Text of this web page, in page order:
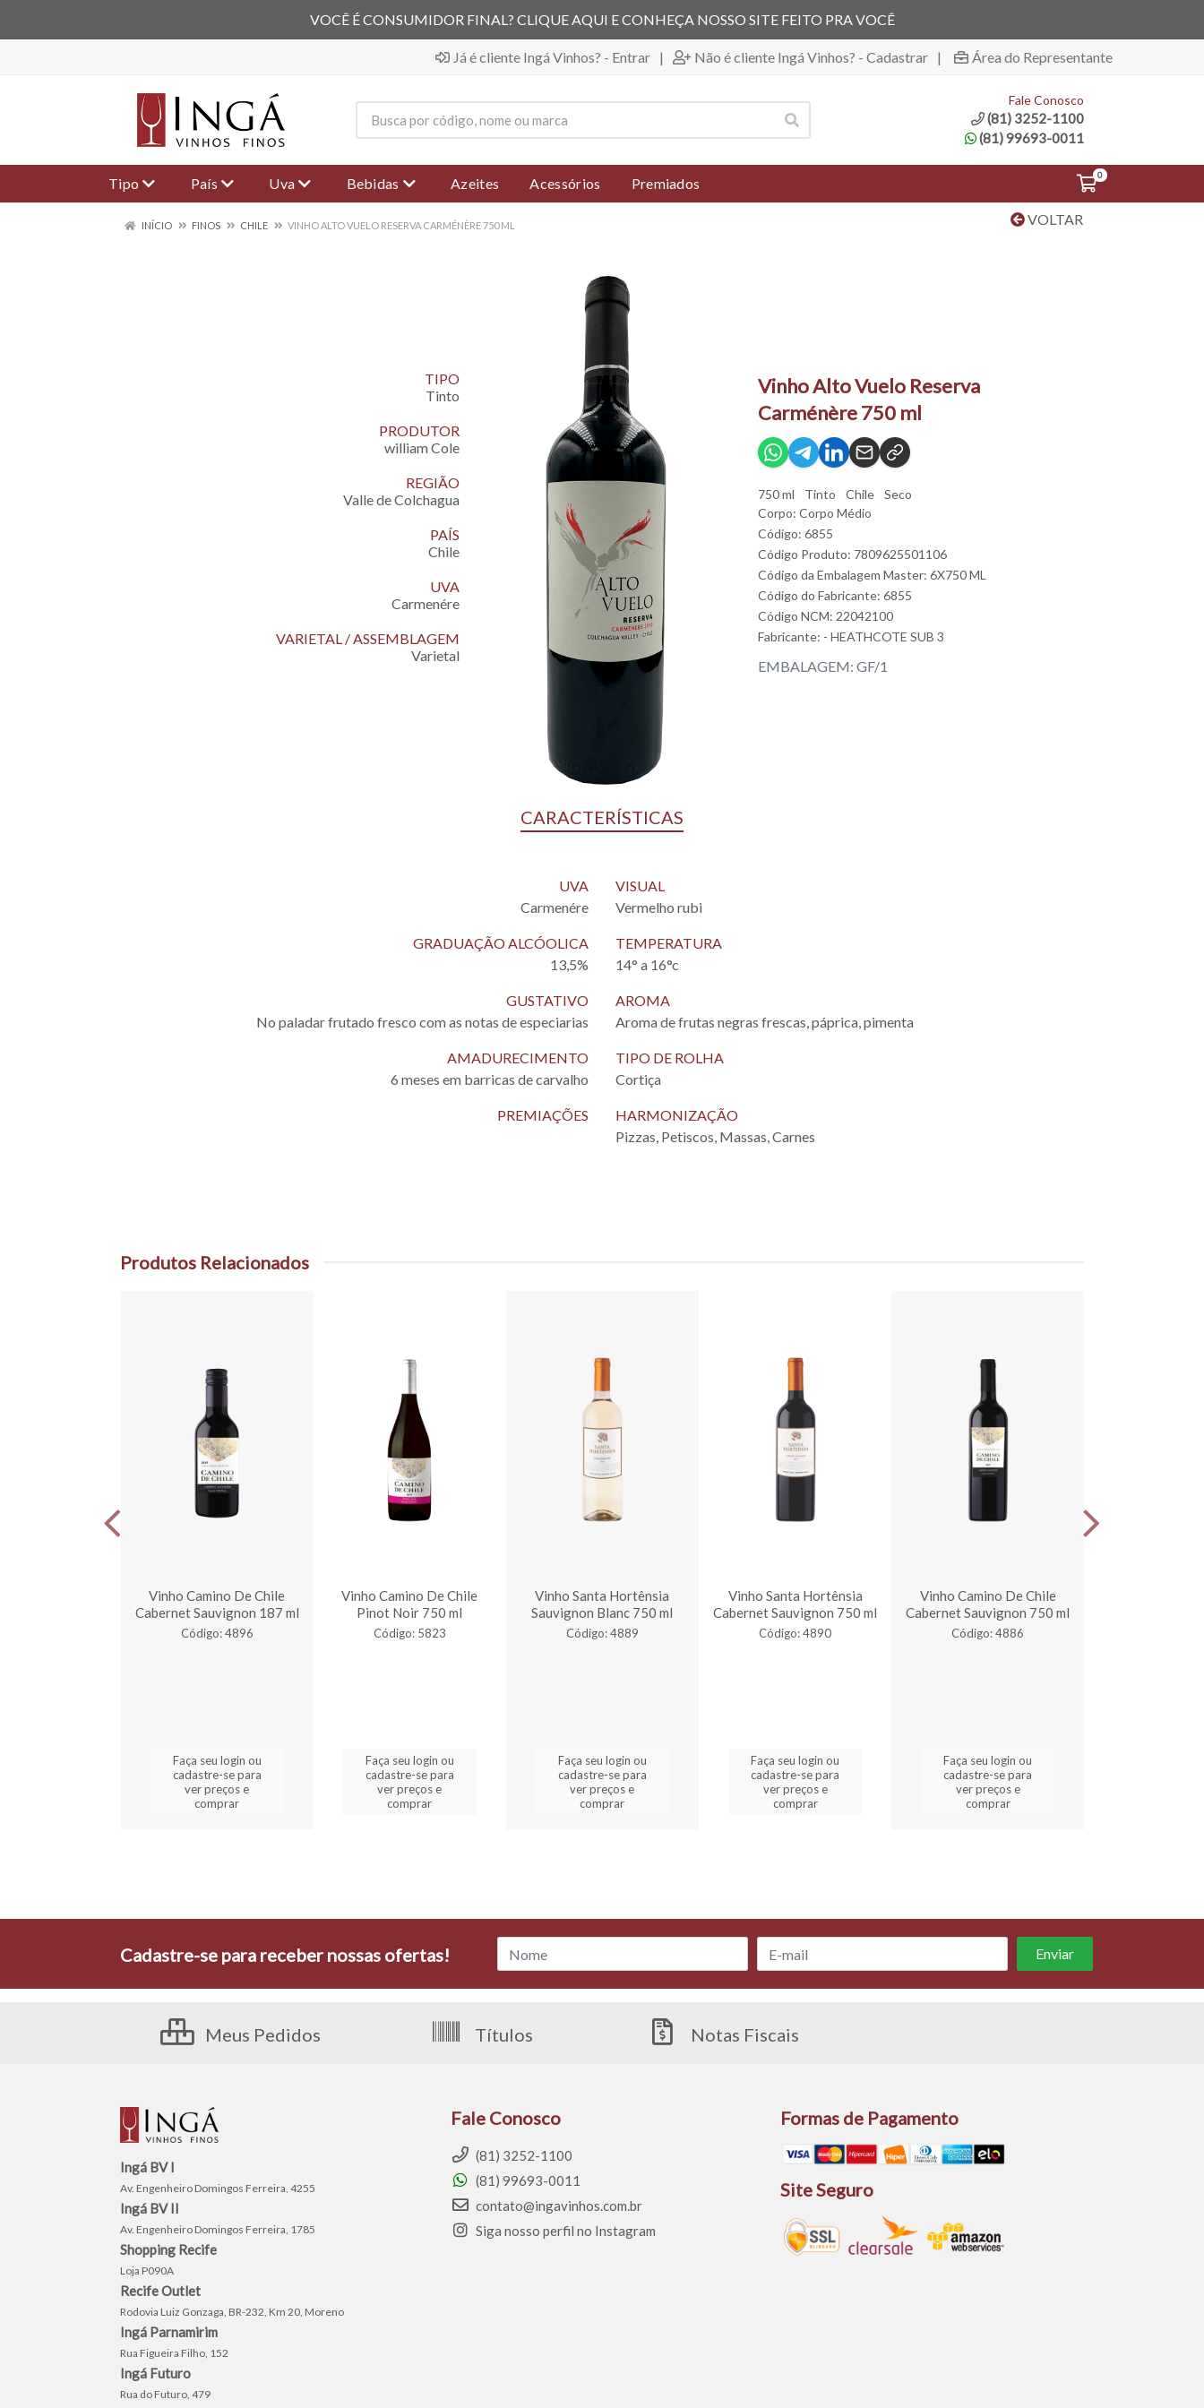
VOCÊ É CONSUMIDOR FINAL? CLIQUE AQUI E CONHEÇA NOSSO SITE FEITO PRA VOCÊ
Já é cliente Ingá Vinhos? - Entrar | Não é cliente Ingá Vinhos? - Cadastrar | Área do Representante
Fale Conosco
(81) 3252-1100
(81) 99693-0011
Tipo País Uva Bebidas Azeites Acessórios Premiados
0
VOLTAR
INÍCIO FINOS CHILE VINHO ALTO VUELO RESERVA CARMÉNÈRE 750 ML
TIPO
Tinto
PRODUTOR
william Cole
REGIÃO
Valle de Colchagua
PAÍS
Chile
UVA
Carmenére
VARIETAL / ASSEMBLAGEM
Varietal
Vinho Alto Vuelo Reserva
Carménère 750 ml
750 ml Tinto Chile
Seco
Corpo: Corpo Médio
Código: 6855
Código Produto: 7809625501106
Código da Embalagem Master: 6X750 ML
Código do Fabricante: 6855
Código NCM: 22042100
Fabricante: - HEATHCOTE SUB 3
EMBALAGEM: GF/1
CARACTERÍSTICAS
UVA
Carmenére
VISUAL
Vermelho rubi
GRADUAÇÃO ALCÓOLICA
13,5%
TEMPERATURA
14° a 16°c
GUSTATIVO
No paladar frutado fresco com as notas de especiarias
AROMA
Aroma de frutas negras frescas, páprica, pimenta
AMADURECIMENTO
6 meses em barricas de carvalho
TIPO DE ROLHA
Cortiça
PREMIAÇÕES
HARMONIZAÇÃO
Pizzas, Petiscos, Massas, Carnes
Produtos Relacionados
Vinho Camino De Chile
Cabernet Sauvignon 187 ml
Código: 4896
Faça seu login ou
cadastre-se para
ver preços e
comprar
Vinho Camino De Chile
Pinot Noir 750 ml
Código: 5823
Faça seu login ou
cadastre-se para
ver preços e
comprar
Vinho Santa Hortênsia
Sauvignon Blanc 750 ml
Código: 4889
Faça seu login ou
cadastre-se para
ver preços e
comprar
Vinho Santa Hortênsia
Cabernet Sauvignon 750 ml
Código: 4890
Faça seu login ou
cadastre-se para
ver preços e
comprar
Vinho Camino De Chile
Cabernet Sauvignon 750 ml
Código: 4886
Faça seu login ou
cadastre-se para
ver preços e
comprar
Cadastre-se para receber nossas ofertas!
Meus Pedidos Títulos Notas Fiscais
Ingá BV I
Av. Engenheiro Domingos Ferreira, 4255
Ingá BV II
Av. Engenheiro Domingos Ferreira, 1785
Shopping Recife
Loja P090A
Recife Outlet
Rodovia Luiz Gonzaga, BR-232, Km 20, Moreno
Ingá Parnamirim
Rua Figueira Filho, 152
Ingá Futuro
Rua do Futuro, 479
Fale Conosco
(81) 3252-1100
(81) 99693-0011
contato@ingavinhos.com.br
Siga nosso perfil no Instagram
Formas de Pagamento
Site Seguro